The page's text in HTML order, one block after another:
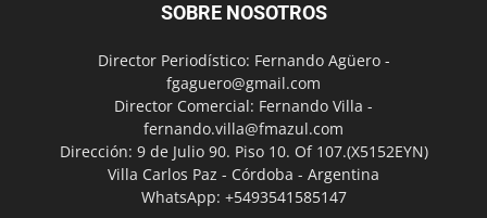
SOBRE NOSOTROS
Director Periodístico: Fernando Agüero -
fgaguero@gmail.com
Director Comercial: Fernando Villa -
fernando.villa@fmazul.com
Dirección: 9 de Julio 90. Piso 10. Of 107.(X5152EYN)
Villa Carlos Paz - Córdoba - Argentina
WhatsApp: +5493541585147